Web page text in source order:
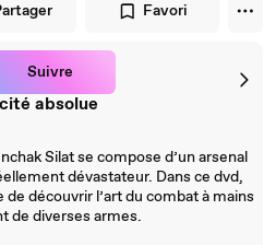
Favori
Suivre
absolue
Silat se compose d’un arsenal
dévastateur. Dans ce dvd,
découvrir l’art du combat à mains
de diverses armes.